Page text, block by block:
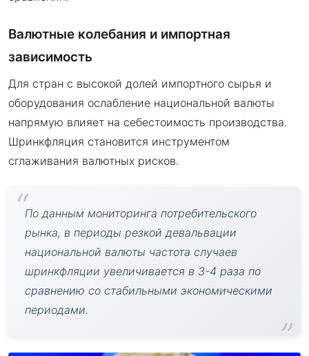
Валютные колебания и импортная
зависимость
Для стран с высокой долей импортного сырья и
оборудования ослабление национальной валюты
напрямую влияет на себестоимость производства.
Шринкфляция становится инструментом
сглаживания валютных рисков.
По данным мониторинга потребительского
рынка, в периоды резкой девальвации
национальной валюты частота случаев
шринкфляции увеличивается в 3-4 раза по
сравнению со стабильными экономическими
периодами.